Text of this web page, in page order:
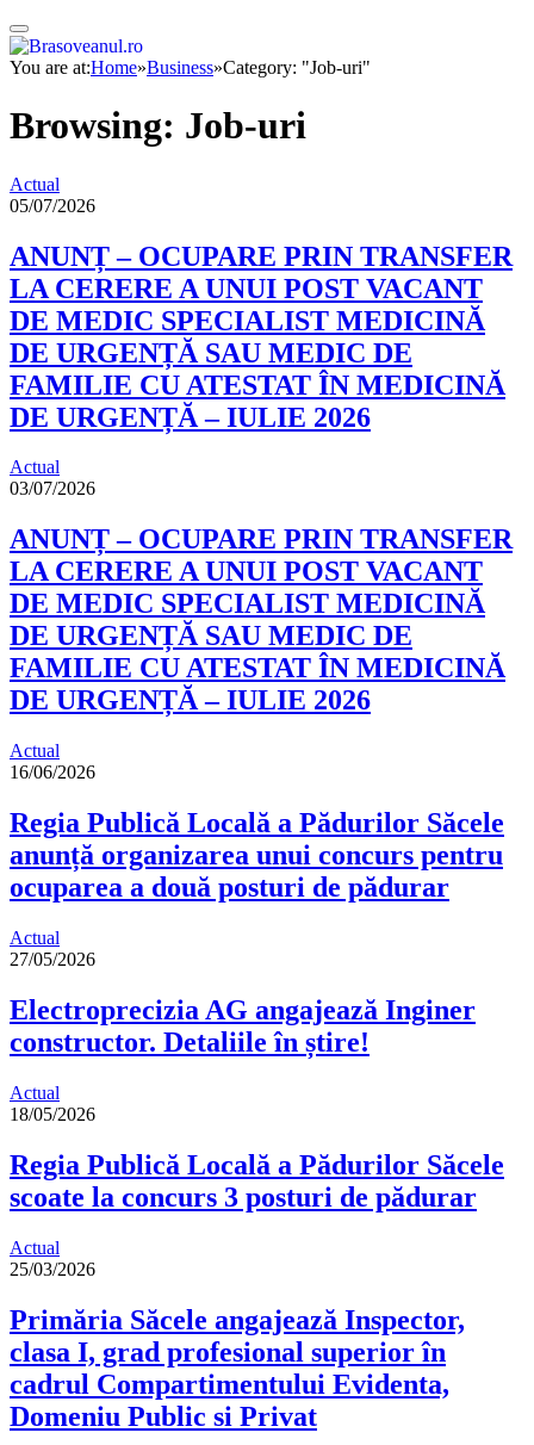
You are at:Home»Business»Category: "Job-uri"
Browsing: Job-uri
Actual
05/07/2026
ANUNȚ – OCUPARE PRIN TRANSFER
LA CERERE A UNUI POST VACANT
DE MEDIC SPECIALIST MEDICINĂ
DE URGENȚĂ SAU MEDIC DE
FAMILIE CU ATESTAT ÎN MEDICINĂ
DE URGENȚĂ – IULIE 2026
Actual
03/07/2026
ANUNȚ – OCUPARE PRIN TRANSFER
LA CERERE A UNUI POST VACANT
DE MEDIC SPECIALIST MEDICINĂ
DE URGENȚĂ SAU MEDIC DE
FAMILIE CU ATESTAT ÎN MEDICINĂ
DE URGENȚĂ – IULIE 2026
Actual
16/06/2026
Regia Publică Locală a Pădurilor Săcele
anunță organizarea unui concurs pentru
ocuparea a două posturi de pădurar
Actual
27/05/2026
Electroprecizia AG angajează Inginer
constructor. Detaliile în știre!
Actual
18/05/2026
Regia Publică Locală a Pădurilor Săcele
scoate la concurs 3 posturi de pădurar
Actual
25/03/2026
Primăria Săcele angajează Inspector,
clasa I, grad profesional superior în
cadrul Compartimentului Evidenta,
Domeniu Public si Privat